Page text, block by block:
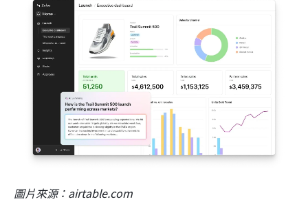
圖片來源：airtable.com